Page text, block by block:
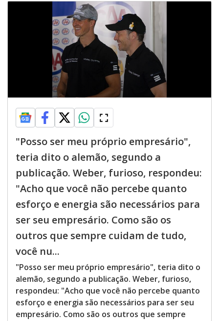
"Posso ser meu próprio empresário",
teria dito o alemão, segundo a
publicação. Weber, furioso, respondeu:
"Acho que você não percebe quanto
esforço e energia são necessários para
ser seu empresário. Como são os
outros que sempre cuidam de tudo,
você nu...
"Posso ser meu próprio empresário", teria dito o
alemão, segundo a publicação. Weber, furioso,
respondeu: "Acho que você não percebe quanto
esforço e energia são necessários para ser seu
empresário. Como são os outros que sempre